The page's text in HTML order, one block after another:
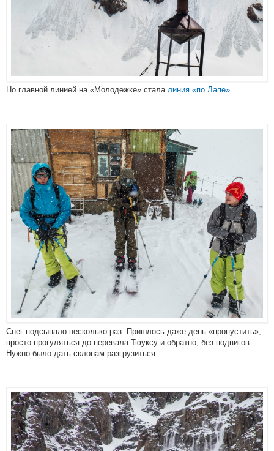
Но главной линией на «Молодежке» стала линия «по Лапе» .
Снег подсыпало несколько раз. Пришлось даже день «пропустить»,
просто прогуляться до перевала Тюуксу и обратно, без подвигов.
Нужно было дать склонам разгрузиться.